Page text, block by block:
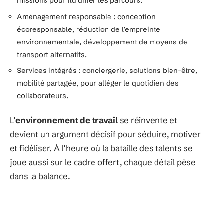
Aménagement responsable : conception
écoresponsable, réduction de l’empreinte
environnementale, développement de moyens de
transport alternatifs.
Services intégrés : conciergerie, solutions bien-être,
mobilité partagée, pour alléger le quotidien des
collaborateurs.
L’environnement de travailse réinvente et
devient un argument décisif pour séduire, motiver
et fidéliser. À l’heure où la bataille des talents se
joue aussi sur le cadre offert, chaque détail pèse
dans la balance.